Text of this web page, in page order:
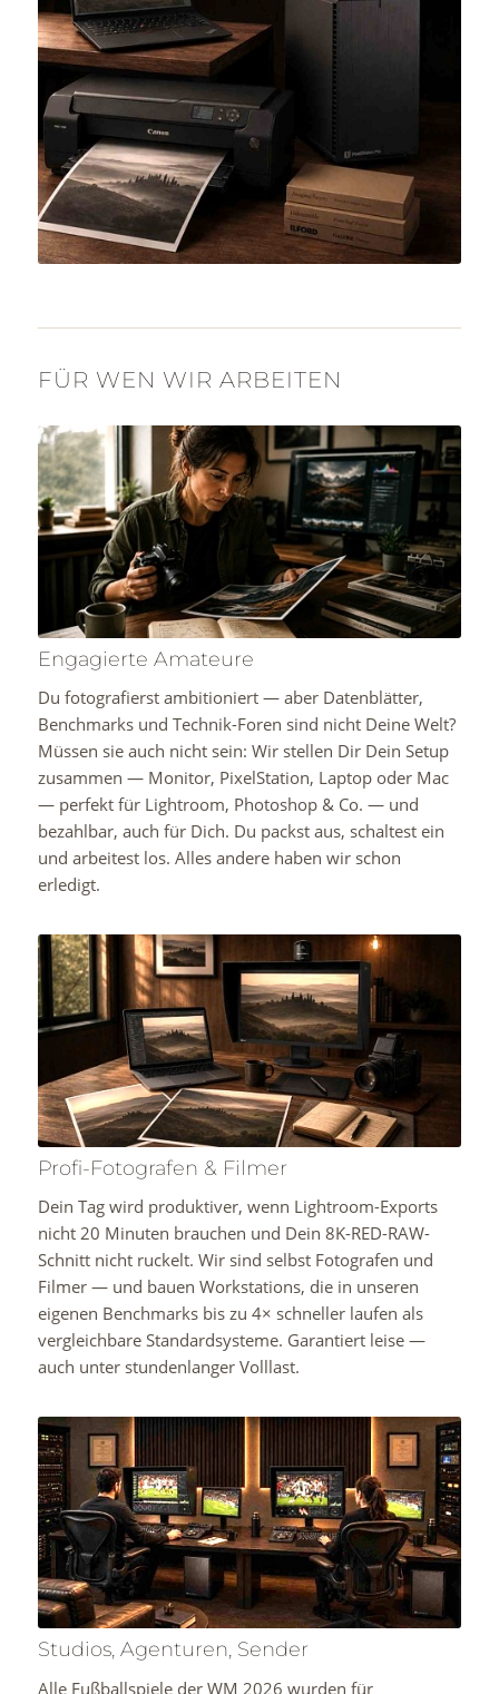
FÜR WEN WIR ARBEITEN
Engagierte Amateure
Du fotografierst ambitioniert — aber Datenblätter,
Benchmarks und Technik-Foren sind nicht Deine Welt?
Müssen sie auch nicht sein: Wir stellen Dir Dein Setup
zusammen — Monitor, PixelStation, Laptop oder Mac
— perfekt für Lightroom, Photoshop & Co. — und
bezahlbar, auch für Dich. Du packst aus, schaltest ein
und arbeitest los. Alles andere haben wir schon
erledigt.
Profi-Fotografen & Filmer
Dein Tag wird produktiver, wenn Lightroom-Exports
nicht 20 Minuten brauchen und Dein 8K-RED-RAW-
Schnitt nicht ruckelt. Wir sind selbst Fotografen und
Filmer — und bauen Workstations, die in unseren
eigenen Benchmarks bis zu 4× schneller laufen als
vergleichbare Standardsysteme. Garantiert leise —
auch unter stundenlanger Volllast.
Studios, Agenturen, Sender
Alle Fußballspiele der WM 2026 wurden für